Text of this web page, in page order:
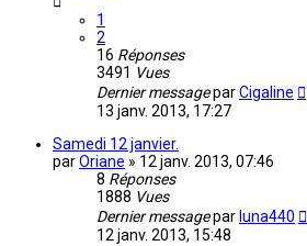
1
2
16 Réponses
3491 Vues
Dernier messageparCigaline
13 janv. 2013, 17:27
Samedi 12 janvier.
parOriane » 12 janv. 2013, 07:46
8 Réponses
1888 Vues
Dernier messagepar luna440
12 janv. 2013, 15:48